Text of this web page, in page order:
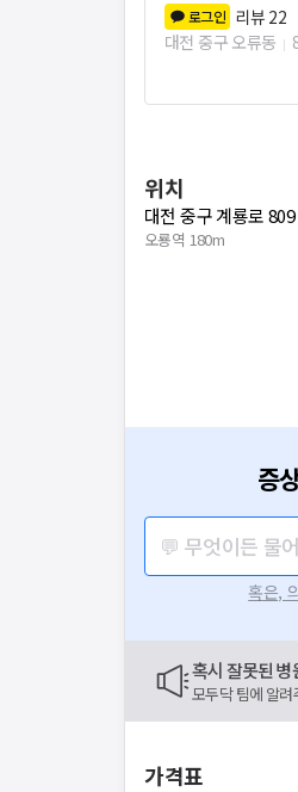
로그인 리뷰 22
대전 중구 오류동
위치
대전 중구 계룡로
오룡역 180m
증
💬 무엇이든 물
혹은,
혹시 잘못된
모두닥 팀에 알려
가격표